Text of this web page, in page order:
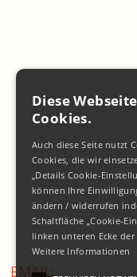
EMAIL:
Diese
Cookies.
Auch diese Seite nutzt
Cookies, die wir
„Details Cookie-
können Ihre
ändern / widerrufen
Schaltfläche „Cookie-
linken unteren Ecke
Weitere Informationen